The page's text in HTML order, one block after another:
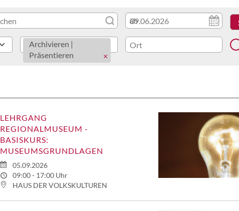
ab
Archivieren |
Präsentieren
LEHRGANG
REGIONALMUSEUM -
BASISKURS:
MUSEUMSGRUNDLAGEN
05.09.2026
09:00 - 17:00 Uhr
HAUS DER VOLKSKULTUREN